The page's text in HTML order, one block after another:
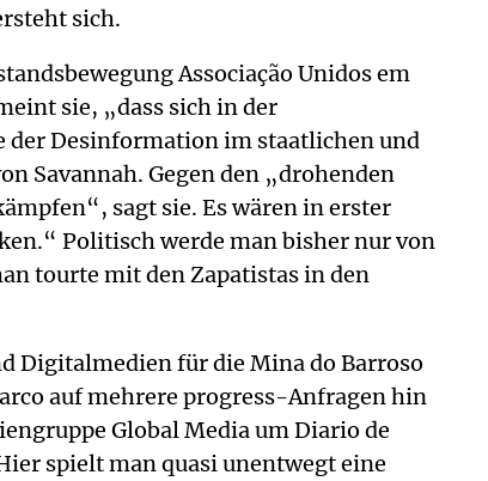
sich.
Associação Unidos em
sie, „dass sich in der
der Desinformation im staatlichen und
Savannah. Gegen den „drohenden
sagt sie. Es wären in erster
Politisch werde man bisher nur von
tourte mit den Zapatistas in den
Digitalmedien für die Mina do Barroso
auf mehrere progress-Anfragen hin
Global Media um Diario de
spielt man quasi unentwegt eine